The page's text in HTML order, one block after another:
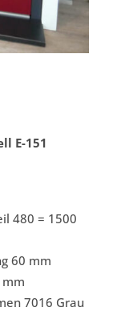
E-151
480 = 1500
60 mm
7016 Grau